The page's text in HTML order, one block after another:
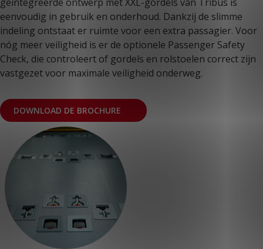
eenvoudig in gebruik en onderhoud. Dankzij de slimme
indeling ontstaat er ruimte voor een extra passagier. Voor
nóg meer veiligheid is er de optionele Passenger Safety
Check, die controleert of gordels en rolstoelen correct zijn
vastgezet voor maximale veiligheid onderweg.
DOWNLOAD DE BROCHURE